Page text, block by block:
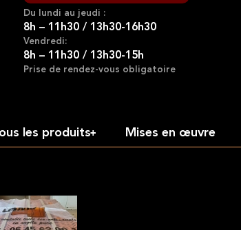
Du lundi au jeudi :
8h – 11h30 / 13h30-16h30
Vendredi:
8h – 11h30 / 13h30-15h
Prise de rendez-vous obligatoire
+
les produits Mises en œuvre